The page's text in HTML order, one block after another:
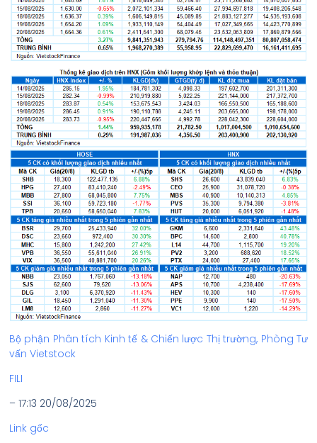
Bộ phận Phân tích Kinh tế & Chiến lược Thị trường, Phòng Tư
vấn Vietstock
FILI
– 17:13 20/08/2025
Link gốc